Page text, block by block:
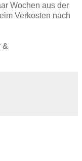
Wochen aus der
Verkosten nach
&